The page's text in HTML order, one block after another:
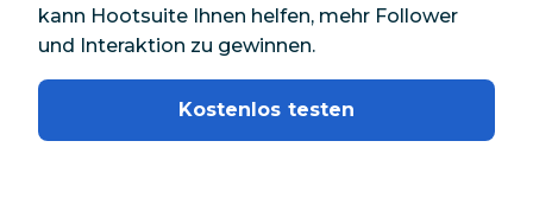
kann Hootsuite Ihnen helfen, mehr Follower
und Interaktion zu gewinnen.
Kostenlos testen